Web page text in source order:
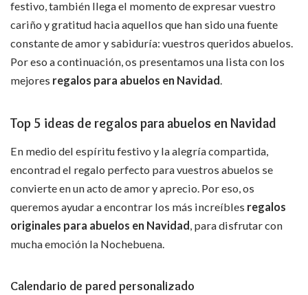
festivo, también llega el momento de expresar vuestro
cariño y gratitud hacia aquellos que han sido una fuente
constante de amor y sabiduría: vuestros queridos abuelos.
Por eso a continuación, os presentamos una lista con los
mejores regalos para abuelos en Navidad
Top 5 ideas de regalos para abuelos en Navidad
En medio del espíritu festivo y la alegría compartida,
encontrad el regalo perfecto para vuestros abuelos se
convierte en un acto de amor y aprecio. Por eso, os
queremos ayudar a encontrar los más increíbles regalos
originales para abuelos en Navidad , para disfrutar con
mucha emoción la Nochebuena.
Calendario de pared personalizado